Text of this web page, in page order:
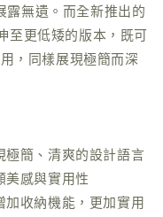
露無遺。而全新推出的
至更低矮的版本，既可
，同樣展現極簡而深
極簡、清爽的設計語言
美感與實用性
加收納機能，更加實用